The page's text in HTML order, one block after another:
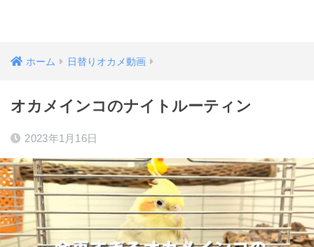
ホーム 日替りオカメ動画
オカメインコのナイトルーティン
2023年1月16日